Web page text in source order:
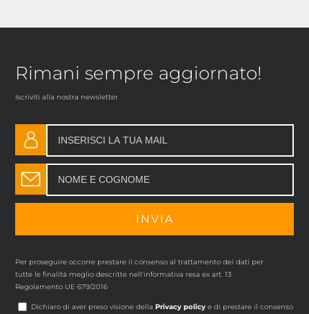
Rimani sempre aggiornato!
Iscriviti alla nostra newsletter
Per proseguire occorre prestare il consenso al trattamento dei dati per
tutte le finalità meglio descritte nell'informativa resa ex art. 13
Regolamento UE 679/2016
Dichiaro di aver preso visione dellaPrivacy policy e di prestare il consenso